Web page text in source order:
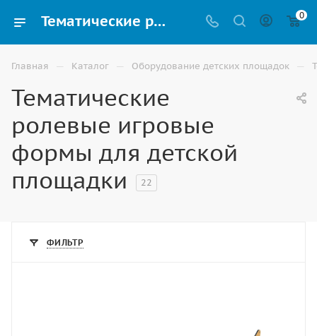
Тематические ролевые формы для детской игровой площадки купить в Ростове-на-Дону 0
Главная — Каталог — Оборудование детских площадок —
Тематические
ролевые игровые
формы для детской
площадки
22
ФИЛЬТР